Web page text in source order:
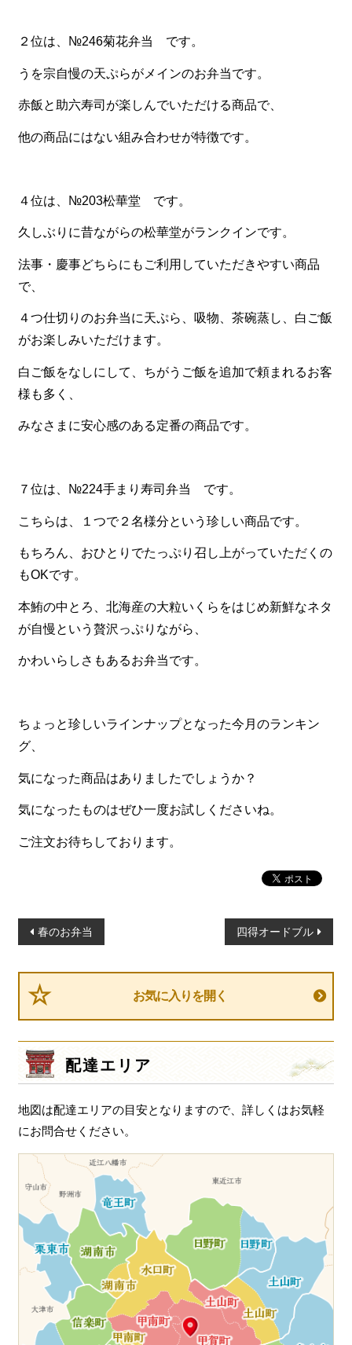
ログイン・マイページ
特定商取引法に基づく表記
２位は、№246菊花弁当 です。
うを宗自慢の天ぷらがメインのお弁当です。
赤飯と助六寿司が楽しんでいただける商品で、
他の商品にはない組み合わせが特徴です。
４位は、№203松華堂 です。
久しぶりに昔ながらの松華堂がランクインです。
法事・慶事どちらにもご利用していただきやすい商品
で、
４つ仕切りのお弁当に天ぷら、吸物、茶碗蒸し、白ご飯
がお楽しみいただけます。
白ご飯をなしにして、ちがうご飯を追加で頼まれるお客
様も多く、
みなさまに安心感のある定番の商品です。
７位は、№224手まり寿司弁当 です。
こちらは、１つで２名様分という珍しい商品です。
もちろん、おひとりでたっぷり召し上がっていただくの
もOKです。
本鮪の中とろ、北海産の大粒いくらをはじめ新鮮なネタ
が自慢という贅沢っぷりながら、
かわいらしさもあるお弁当です。
ちょっと珍しいラインナップとなった今月のランキン
グ、
気になった商品はありましたでしょうか？
気になったものはぜひ一度お試しくださいね。
ご注文お待ちしております。
投
稿
ナ
ビ
ゲ
ー
シ
ョ
ン
春のお弁当 四得オードブル
お気に入りを開く
配達エリア
地図は配達エリアの目安となりますので、詳しくはお気軽
にお問合せください。